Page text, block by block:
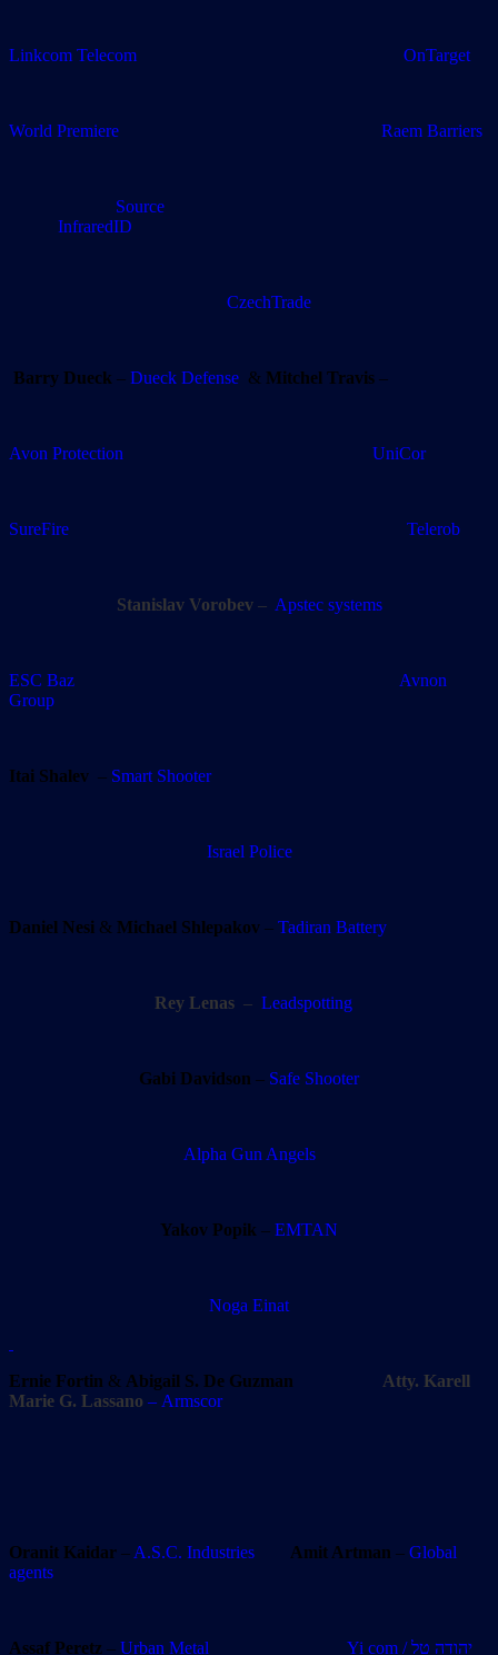
Linkcom Telecom OnTarget
World Premiere Raem Barriers
Source
InfraredID
CzechTrade
Barry Dueck – Dueck Defense & Mitchel Travis –
Avon Protection UniCor
SureFire Telerob
Stanislav Vorobev– Apstec systems
ESC Baz Avnon
Group
Itai Shalev – Smart Shooter
Israel Police
Daniel Nesi & Michael Shlepakov – Tadiran Battery
Rey Lenas – Leadspotting
Gabi Davidson – Safe Shooter
Alpha Gun Angels
Yakov Popik – EMTAN
Noga Einat
Ernie Fortin & Abigail S. De Guzman
Atty. Karell
Marie G. Lassano – Armscor
Oranit Kaidar – A.S.C. Industries Amit Artman – Global
agents
Assaf Peretz – Urban Metal Yi com / יהודה טל